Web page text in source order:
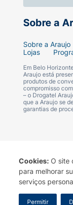
Cookies: O site
para melhorar
serviços
Permitir
Sobre a
Sobre a Araujo
Lojas
Em Belo
Araujo está
produtos de
compromisso
– o Drogatel
que a Araujo se
garantias de
Termo de Uso
A Drogaria
marca. Para sua
Araujo S.A. Em